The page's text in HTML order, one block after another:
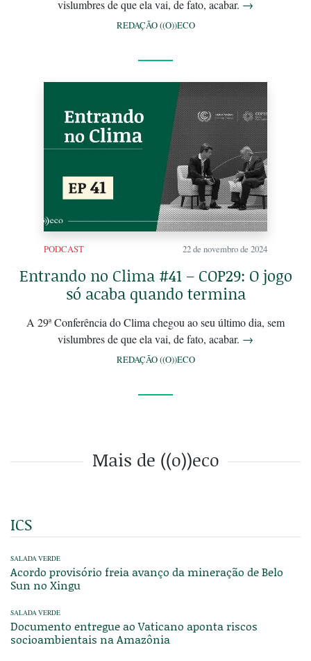
vislumbres de que ela vai, de fato, acabar. →
REDAÇÃO ((O))ECO
PODCAST 22 de novembro de 2024
Entrando no Clima #41 – COP29: O jogo
só acaba quando termina
A 29ª Conferência do Clima chegou ao seu último dia, sem
vislumbres de que ela vai, de fato, acabar. →
REDAÇÃO ((O))ECO
Mais de ((o))eco
ICS
SALADA VERDE
Acordo provisório freia avanço da mineração de Belo
Sun no Xingu
SALADA VERDE
Documento entregue ao Vaticano aponta riscos
socioambientais na Amazônia